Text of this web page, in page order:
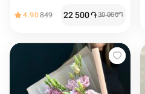
4.90849 22 500֏30 000֏